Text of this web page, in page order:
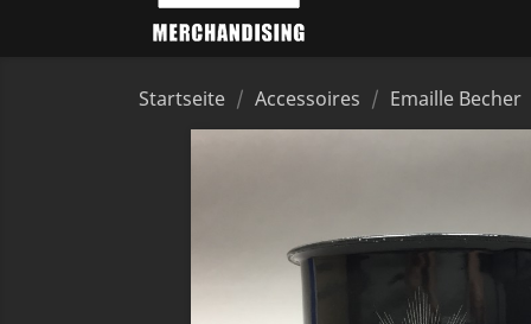
Startseite Accessoires Emaille Becher